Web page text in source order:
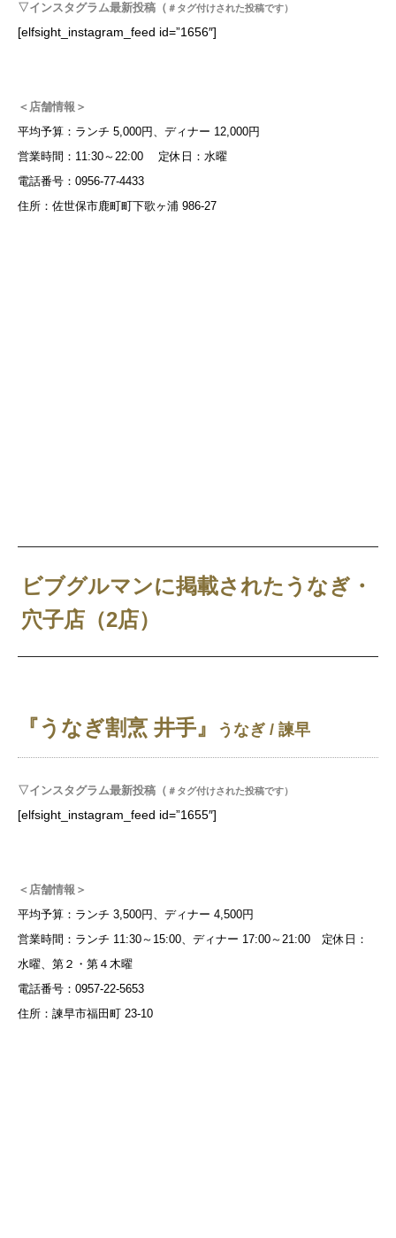
▽インスタグラム最新投稿（ ＃タグ付けされた投稿です）
[elfsight_instagram_feed id=”1656″]
＜店舗情報＞
平均予算：ランチ 5,000円、ディナー 12,000円
営業時間：11:30～22:00 定休日：水曜
電話番号：0956-77-4433
住所：佐世保市鹿町町下歌ヶ浦 986-27
ビブグルマンに掲載されたうなぎ・
穴子店（2店）
『うなぎ割烹 井手』 うなぎ / 諫早
▽インスタグラム最新投稿（ ＃タグ付けされた投稿です）
[elfsight_instagram_feed id=”1655″]
＜店舗情報＞
平均予算：ランチ 3,500円、ディナー 4,500円
営業時間：ランチ 11:30～15:00、ディナー 17:00～21:00 定休日：
水曜、第２・第４木曜
電話番号：0957-22-5653
住所：諫早市福田町 23-10